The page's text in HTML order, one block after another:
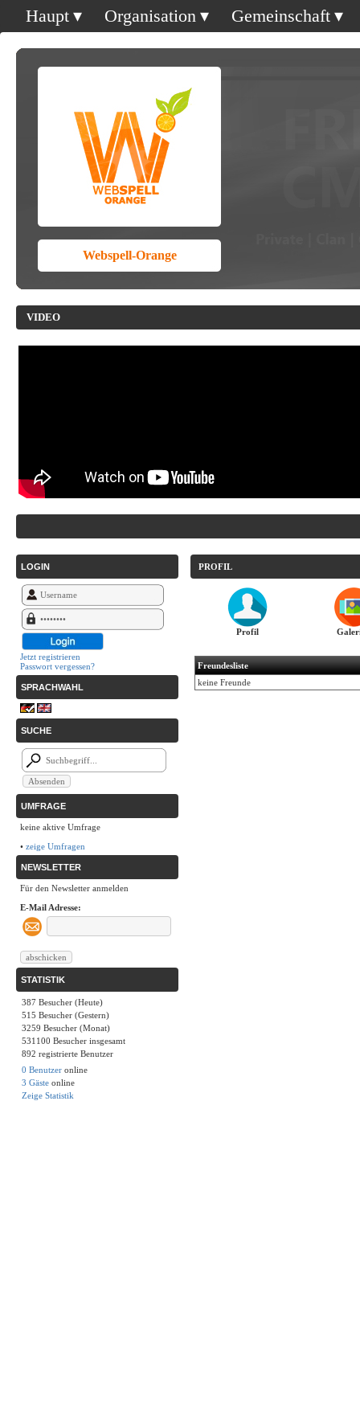
Haupt Organisation Gemeinschaft
Webspell-Orange
VIDEO
LOGIN
Jetzt registrieren
Passwort vergessen?
SPRACHWAHL
SUCHE
UMFRAGE
keine aktive Umfrage
• zeige Umfragen
NEWSLETTER
Für den Newsletter anmelden
E-Mail Adresse:
STATISTIK
387 Besucher (Heute)
515 Besucher (Gestern)
3259 Besucher (Monat)
531100 Besucher insgesamt
892 registrierte Benutzer
0 Benutzer online
3 Gäste online
Zeige Statistik
PROFIL
Profil
Freundesliste
keine Freunde